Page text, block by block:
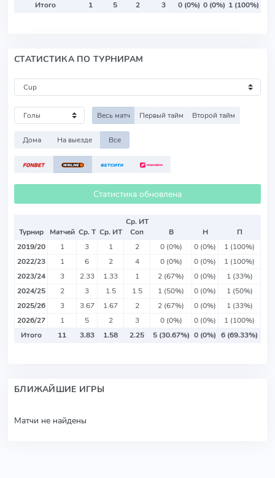
Итого 1 5 2 3 0 (0%) 0 (0%) 1 (100%)
СТАТИСТИКА ПО ТУРНИРАМ
Весь матч Первый тайм Второй тайм
Дома На выезде Все
Статистика обновлена
Турнир Матчей Ср. Т Ср. ИТ
Ср. ИТ
Соп
В Н
П
2019/20
1 3 1 2 0 (0%) 0 (0%)
1 (100%)
2022/23
1 6 2 4 0 (0%) 0 (0%)
1 (100%)
2023/24
3 2.33 1.33 1 2 (67%) 0 (0%)
1 (33%)
2024/25
2 3 1.5 1.5 1 (50%) 0 (0%)
1 (50%)
2025/26
3 3.67 1.67 2 2 (67%) 0 (0%)
1 (33%)
2026/27
1 5 2 3 0 (0%) 0 (0%)
1 (100%)
Итого
11 3.83 1.58 2.25 5 (30.67%) 0 (0%) 6 (69.33%)
БЛИЖАЙШИЕ ИГРЫ
Матчи не найдены